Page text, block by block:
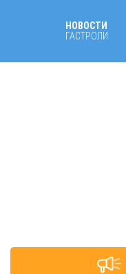
НОВОСТИ
ГАСТРОЛИ